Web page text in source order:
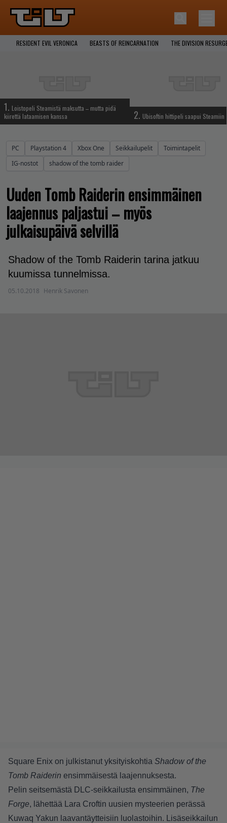
RESIDENT EVIL VERONICA BEASTS OF REINCARNATION THE DIVISION
1. Loistopeli Steamistä maksutta – mutta pidä
kiirettä lataamisen kanssa
2. Ubisoftin hittipeli saapui Steamiin
PC Playstation 4 Xbox One Seikkailupelit
Toimintapelit
IG-nostot
shadow of the tomb raider
Uuden Tomb Raiderin ensimmäinen
laajennus paljastui – myös
julkaisupäivä selvillä
Shadow of the Tomb Raiderin tarina jatkuu
kuumissa tunnelmissa.
05.10.2018 Henrik Savonen
Square Enix on julkistanut yksityiskohtia Shadow of the
Tomb Raiderin ensimmäisestä laajennuksesta.
Pelin seitsemästä DLC-seikkailusta ensimmäinen, The
Forge, lähettää Lara Croftin uusien mysteerien perässä
Kuwaq Yakun laavantäytteisiin luolastoihin. Lisäseikkailun